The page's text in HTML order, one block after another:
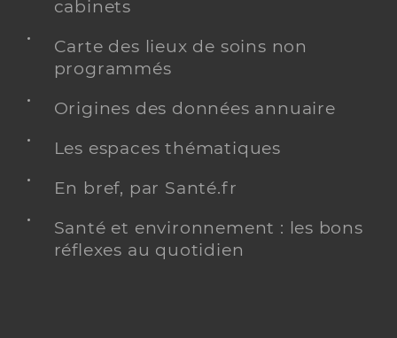
cabinets
Carte des lieux de soins non
programmés
Origines des données annuaire
Les espaces thématiques
En bref, par Santé.fr
Santé et environnement : les bons
réflexes au quotidien